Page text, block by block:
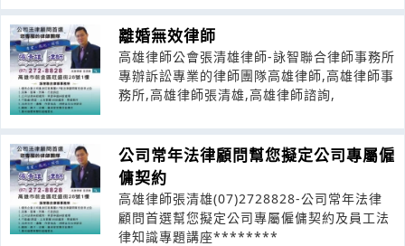
離婚無效律師
高雄律師公會張清雄律師-詠智聯合律師事務所
專辦訴訟專業的律師團隊高雄律師,高雄律師事
務所,高雄律師張清雄,高雄律師諮詢,
公司常年法律顧問幫您擬定公司專屬僱
傭契約
高雄律師張清雄(07)2728828-公司常年法律
顧問首選幫您擬定公司專屬僱傭契約及員工法
律知識專題講座********